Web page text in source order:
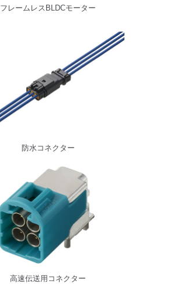
フレームレスBLDCモーター
防水コネクター
高速伝送用コネクター